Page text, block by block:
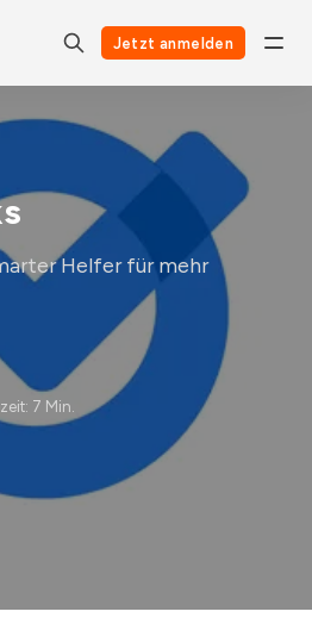
Jetzt anmelden
Helfer für mehr
7 Min.